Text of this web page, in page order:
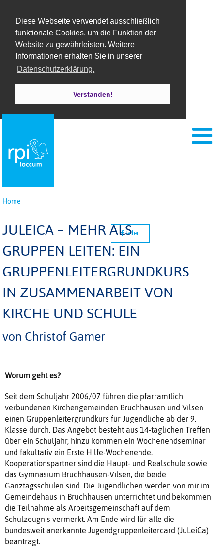
Diese Webseite verwendet ausschließlich
funktionale Cookies, um die Funktion der
Website zu gewährleisten. Weitere
Informationen erhalten Sie in unserer
Datenschutzerklärung.
Verstanden!
Home
JULEICA – MEHR ALS
GRUPPEN LEITEN: EIN
GRUPPENLEITERGRUNDKURS
IN ZUSAMMENARBEIT VON
KIRCHE UND SCHULE
teilen
von Christof Gamer
Worum geht es?
Seit dem Schuljahr 2006/07 führen die pfarramtlich
verbundenen Kirchengemeinden Bruchhausen und Vilsen
einen Gruppenleitergrundkurs für Jugendliche ab der 9.
Klasse durch. Das Angebot besteht aus 14-täglichen Treffen
über ein Schuljahr, hinzu kommen ein Wochenendseminar
und fakultativ ein Erste Hilfe-Wochenende.
Kooperationspartner sind die Haupt- und Realschule sowie
das Gymnasium Bruchhausen-Vilsen, die beide
Ganztagsschulen sind. Die Jugendlichen werden von mir im
Gemeindehaus in Bruchhausen unterrichtet und bekommen
die Teilnahme als Arbeitsgemeinschaft auf dem
Schulzeugnis vermerkt. Am Ende wird für alle die
bundesweit anerkannte Jugendgruppenleitercard (JuLeiCa)
beantragt.